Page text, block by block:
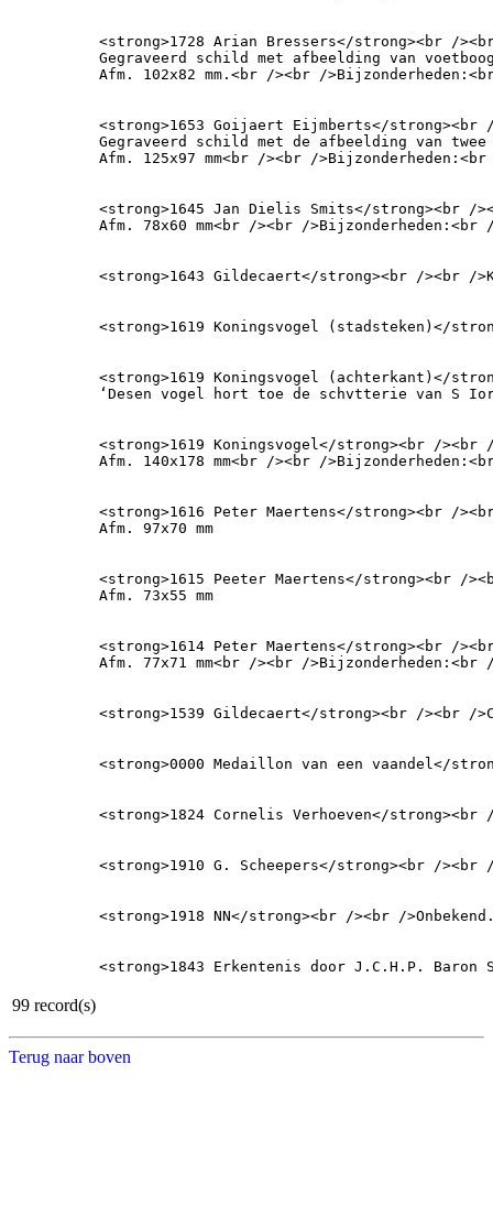
<strong>1728 Arian Bressers</strong><br /
Gegraveerd schild met afbeelding van
Afm. 102x82 mm.<br /><br /
<strong>1653 Goijaert Eijmberts</
Gegraveerd schild met de afbeelding van twee
Afm. 125x97 mm<br /><br /
<strong>1645 Jan Dielis Smits</strong><br /
Afm. 78x60 mm<br /><br /
<strong>1643 Gildecaert</strong><br /><br /
<strong>1619 Koningsvogel (stadsteken)</
<strong>1619 Koningsvogel (achterkant)</
‘Desen vogel hort toe de schvtterie van S
<strong>1619 Koningsvogel</strong><br /
Afm. 140x178 mm<br /><br /
<strong>1616 Peter Maertens</strong><br /
Afm. 97x70 mm
<strong>1615 Peeter Maertens</strong><br /
Afm. 73x55 mm
<strong>1614 Peter Maertens</strong><br /
Afm. 77x71 mm<br /><br /
<strong>1539 Gildecaert</strong><br /><br /
<strong>0000 Medaillon van een vaandel</
<strong>1824 Cornelis Verhoeven</
<strong>1910 G. Scheepers</strong><br /
<strong>1918 NN</strong><br /><br /
<strong>1843 Erkentenis door J.C.H.P.
99 record(s)
Terug naar boven